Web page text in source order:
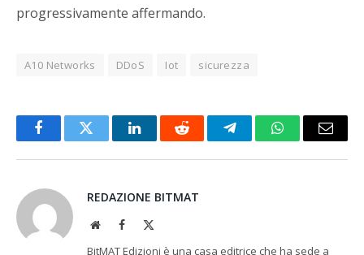
progressivamente affermando.
A10 Networks DDoS Iot sicurezza
FacebookTwitter LinkedInReddit TelegramWhatsAppEmail
REDAZIONE BITMAT
WebsiteFacebook
BitMAT Edizioni è una casa editrice che ha sede a